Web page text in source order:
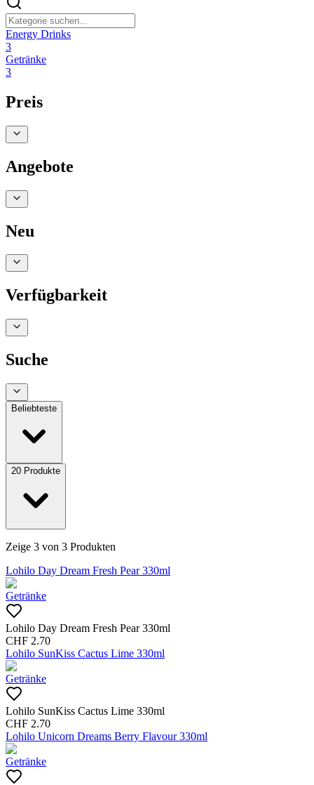
Energy Drinks
3
Getränke
3
Preis
Angebote
Neu
Verfügbarkeit
Suche
Beliebteste
20 Produkte
Zeige 3 von 3 Produkten
Lohilo Day Dream Fresh Pear 330ml
Getränke
Lohilo Day Dream Fresh Pear 330ml
CHF 2.70
Lohilo SunKiss Cactus Lime 330ml
Getränke
Lohilo SunKiss Cactus Lime 330ml
CHF 2.70
Lohilo Unicorn Dreams Berry Flavour 330ml
Getränke